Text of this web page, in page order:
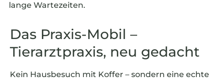
lange Wartezeiten.
Das Praxis-Mobil –
Tierarztpraxis, neu gedacht
Kein Hausbesuch mit Koffer – sondern eine echte